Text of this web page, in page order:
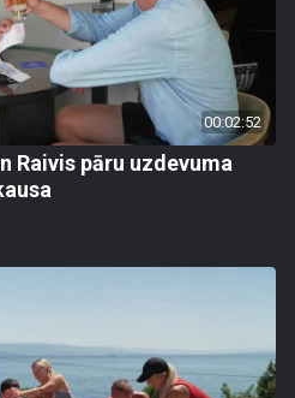
00:02:52
Raivis pāru uzdevuma